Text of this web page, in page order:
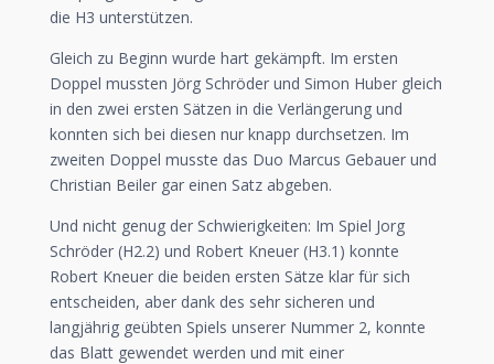
die H3 unterstützen.
Gleich zu Beginn wurde hart gekämpft. Im ersten
Doppel mussten Jörg Schröder und Simon Huber gleich
in den zwei ersten Sätzen in die Verlängerung und
konnten sich bei diesen nur knapp durchsetzen. Im
zweiten Doppel musste das Duo Marcus Gebauer und
Christian Beiler gar einen Satz abgeben.
Und nicht genug der Schwierigkeiten: Im Spiel Jorg
Schröder (H2.2) und Robert Kneuer (H3.1) konnte
Robert Kneuer die beiden ersten Sätze klar für sich
entscheiden, aber dank des sehr sicheren und
langjährig geübten Spiels unserer Nummer 2, konnte
das Blatt gewendet werden und mit einer